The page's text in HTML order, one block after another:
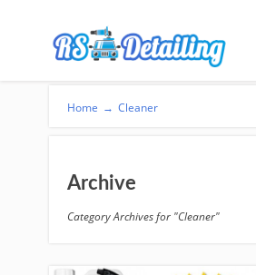
Home → Cleaner
Archive
Category Archives for "Cleaner"